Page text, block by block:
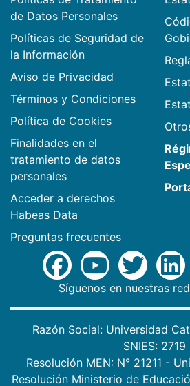
de Datos Personales
Políticas de Seguridad de
la Información
Aviso de Privacidad
Términos y Condiciones
Política de Cookies
Finalidades en el
tratamiento de datos
personales
Acceder a derechos
Habeas Data
Preguntas frecuentes
Síguenos en nuestras
Razón Social: Universidad
SNIES: 2719
Resolución MEN: N° 21211 -
Resolución Ministerio de